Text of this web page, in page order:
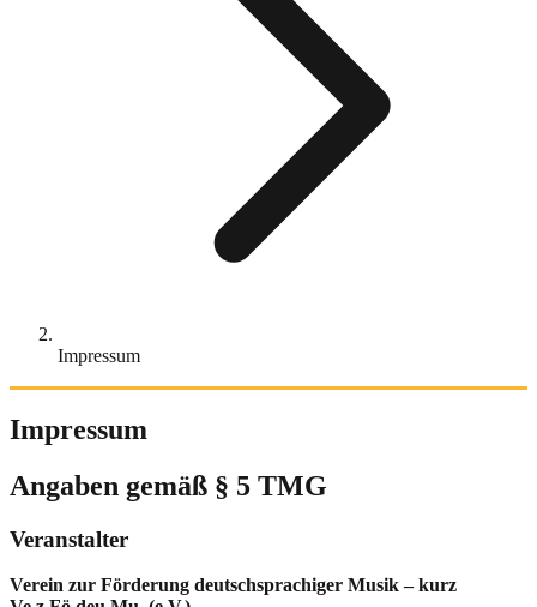
Impressum
Impressum
Angaben gemäß § 5 TMG
Veranstalter
Verein zur Förderung deutschsprachiger Musik – kurz